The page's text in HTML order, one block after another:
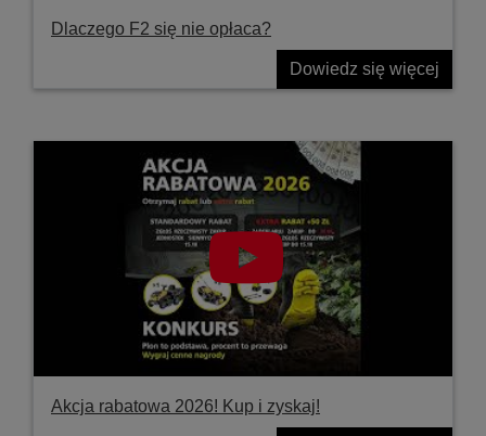
Dlaczego F2 się nie opłaca?
Dowiedz się więcej
Akcja rabatowa 2026! Kup i zyskaj!